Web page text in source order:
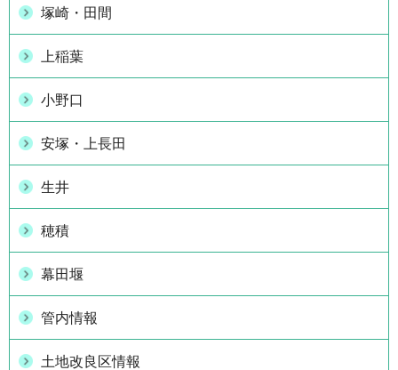
塚崎・田間
上稲葉
小野口
安塚・上長田
生井
穂積
幕田堰
管内情報
土地改良区情報